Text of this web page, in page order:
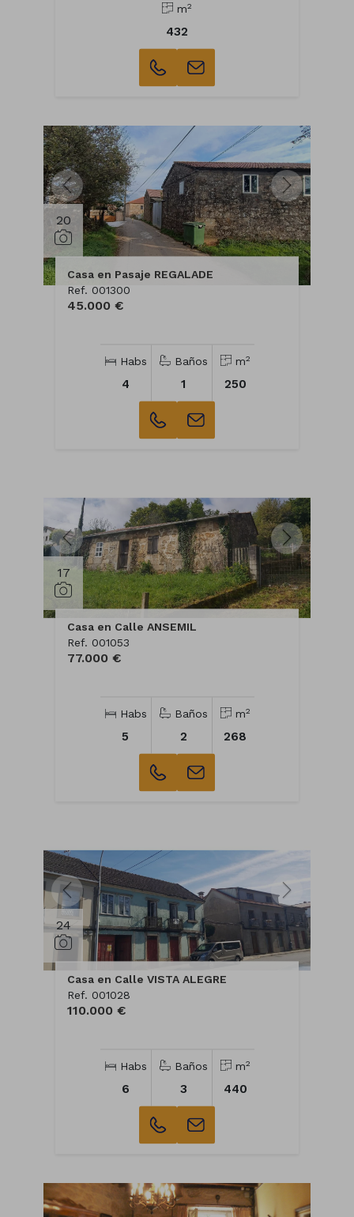
m2
432
20
Casa en Pasaje REGALADE
Ref. 001300
45.000 €
Habs
4
Baños
1
m2
250
17
Casa en Calle ANSEMIL
Ref. 001053
77.000 €
Habs
5
Baños
2
m2
268
24
Casa en Calle VISTA ALEGRE
Ref. 001028
110.000 €
Habs
6
Baños
3
m2
440